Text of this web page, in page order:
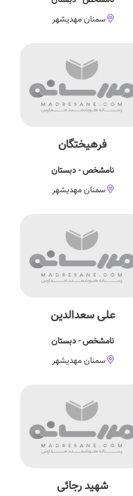
سمنان مهدیشهر
فرهیختگان
نامشخص - دبستان
سمنان مهدیشهر
علی سعدالدین
نامشخص - دبستان
سمنان مهدیشهر
شهید رجائی